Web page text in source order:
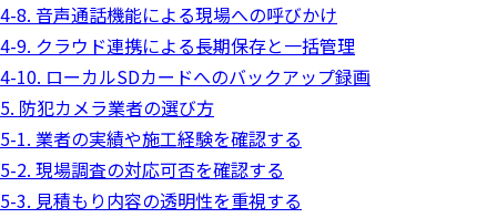
4-8. 音声通話機能による現場への呼びかけ
4-9. クラウド連携による長期保存と一括管理
4-10. ローカルSDカードへのバックアップ録画
5. 防犯カメラ業者の選び方
5-1. 業者の実績や施工経験を確認する
5-2. 現場調査の対応可否を確認する
5-3. 見積もり内容の透明性を重視する